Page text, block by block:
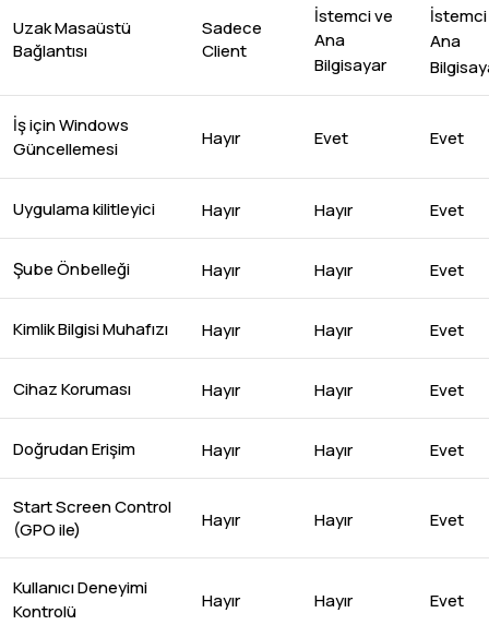
Uzak Masaüstü
Bağlantısı
Sadece
Client
İstemci ve
Ana
Bilgisayar
Ana
İş için Windows
Güncellemesi
Hayır Evet Evet
Uygulama kilitleyici Hayır Hayır Evet
Şube Önbelleği Hayır Hayır Evet
Kimlik Bilgisi Muhafızı Hayır Hayır Evet
Cihaz Koruması Hayır Hayır Evet
Doğrudan Erişim Hayır Hayır Evet
Start Screen Control
(GPO ile)
Hayır Hayır Evet
Kullanıcı Deneyimi
Kontrolü
Hayır Hayır Evet